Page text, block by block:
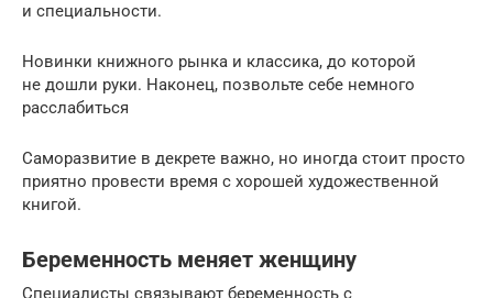
и специальности.
Новинки книжного рынка и классика, до которой
не дошли руки. Наконец, позвольте себе немного
расслабиться
Саморазвитие в декрете важно, но иногда стоит просто
приятно провести время с хорошей художественной
книгой.
Беременность меняет женщину
Специалисты связывают беременность с